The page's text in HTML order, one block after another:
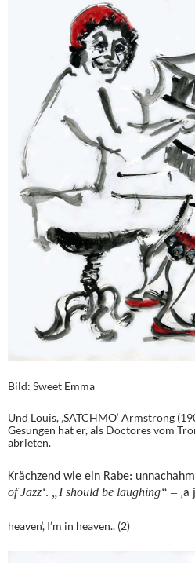
Bild: Sweet Emma
Und Louis, ‚SATCHMO‘ Armstrong
Gesungen hat er, als Doctores vom
abrieten.
Krächzend wie ein Rabe:
of Jazz‘. „I should be laughing“ –
heaven‘, I’m in heaven.. (2)